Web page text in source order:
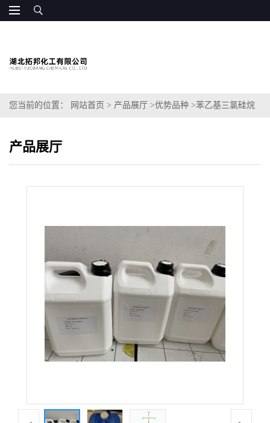
您当前的位置： 网站首页 > 产品展厅 >优势品种 >苯乙基三氯硅烷
产品展厅